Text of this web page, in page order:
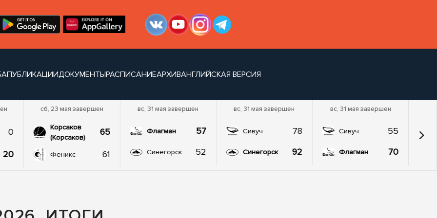
ПУБЛИКАЦИИДОКУМЕНТЫРАСПИСАНИЕАРХИВАНГЛИЙСКАЯ ВЕРСИЯ
0
20
сб, 23 мая завершен
Корсаков
(Корсаков)
65
Феникс 61
вс, 31 мая завершен
Флагман 57
Синегорск 52
вс, 31 мая завершен
Сивуч 78
Синегорск 92
вс, 31 мая завершен
Сивуч 55
Флагман 70